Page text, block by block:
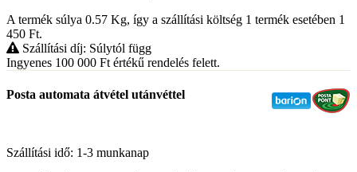
A termék súlya 0.57 Kg, így a szállítási költség 1 termék esetében 1
450 Ft.
Szállítási díj: Súlytól függ
Ingyenes 100 000 Ft értékű rendelés felett.
Posta automata átvétel utánvéttel
Szállítási idő: 1-3 munkanap